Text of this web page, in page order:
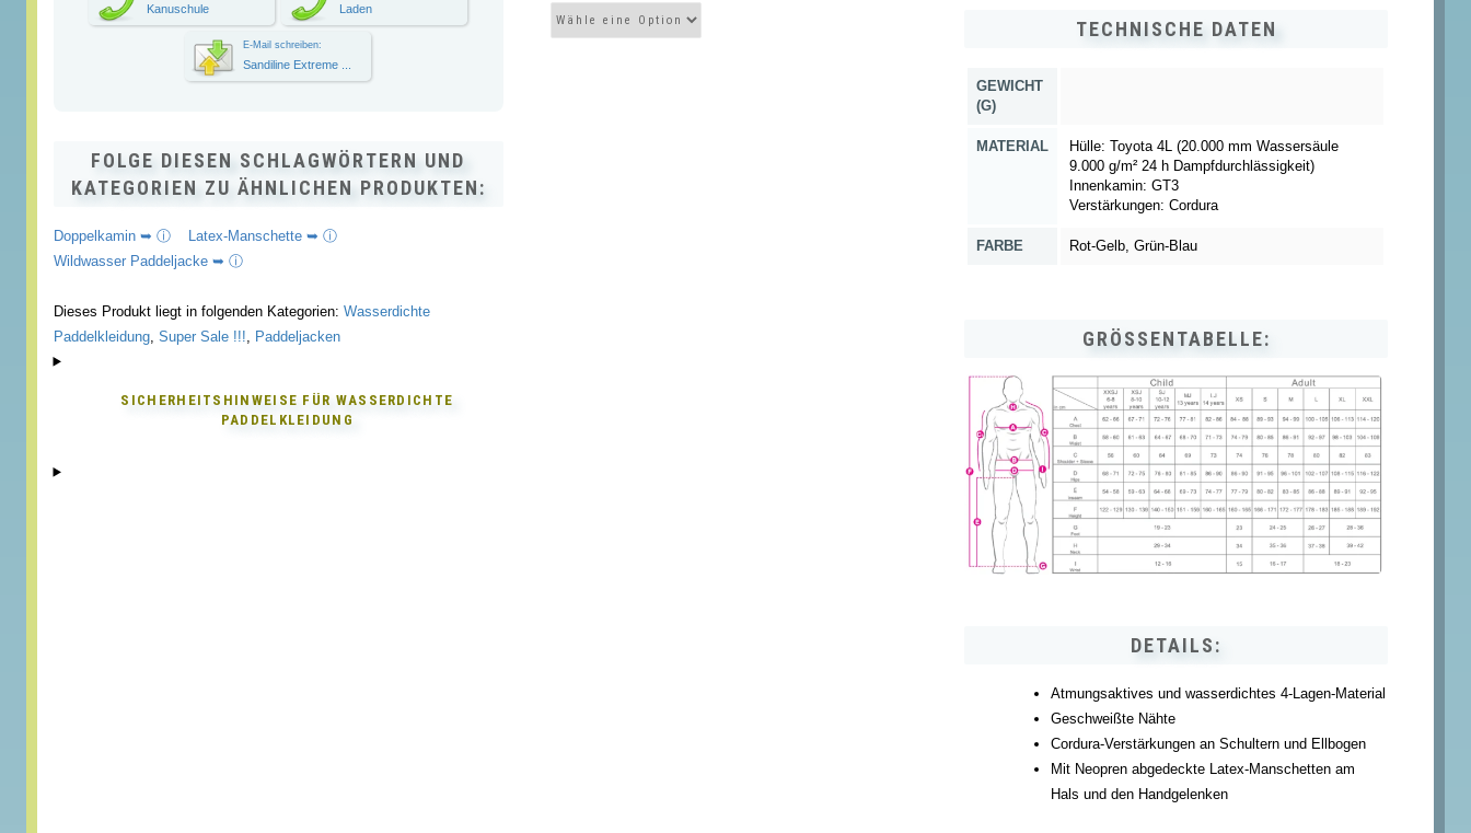
Kanuschule Laden
E-Mail schreiben:
Sandiline Extreme ...
FOLGE DIESEN SCHLAGWÖRTERN UND
KATEGORIEN ZU ÄHNLICHEN PRODUKTEN:
Doppelkamin ➥ ⓘ Latex-Manschette ➥ ⓘ
Wildwasser Paddeljacke ➥ ⓘ
Dieses Produkt liegt in folgenden Kategorien: Wasserdichte
Paddelkleidung, Super Sale !!! Paddeljacken
SICHERHEITSHINWEISE FÜR WASSERDICHTE
PADDELKLEIDUNG
TECHNISCHE DATEN
GEWICHT
(G)
MATERIAL
Hülle: Toyota 4L (20.000 mm Wassersäule
9.000 g/m² 24 h Dampfdurchlässigkeit)
Innenkamin: GT3
Verstärkungen: Cordura
FARBE Rot-Gelb, Grün-Blau
GRÖSSENTABELLE:
DETAILS:
Atmungsaktives und wasserdichtes 4-Lagen-Material
Geschweißte Nähte
Cordura-Verstärkungen an Schultern und Ellbogen
Mit Neopren abgedeckte Latex-Manschetten am
Hals und den Handgelenken